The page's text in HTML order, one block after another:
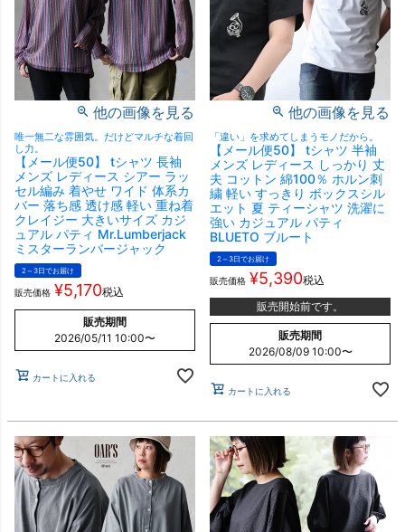
他の画像を見る
唯一無二な雰囲気。だけどマルチな着回
し力。
【メール便50】 tシャツ 長袖
メンズ レディース シアー ラッ
セル編み 着やせ ワイド 体系カ
バー 落ち感 透け感 軽い 重ね着
クレイジー 大きいサイズ カジ
ュアル パティ Mr.Lumberjack
ミスターランバージャック
2～3日でお届け
販売価格 ¥5,170税込
販売期間
2026/05/11 10:00〜
カートに入れる
他の画像を見る
「違い」を求めてしまうモノだから。
【メール便50】 tシャツ 半袖
メンズ レディース しっかり 丈
夫 コットン 綿100％ ホルン刺
繍 軽い すっきり ボックスシル
エット 夏 ティーシャツ 洗濯に
強い カジュアル パティ
BLUETO ブルート
2～3日でお届け
販売価格 ¥5,390税込
販売開始前です。
販売期間
2026/08/09 10:00〜
カートに入れる